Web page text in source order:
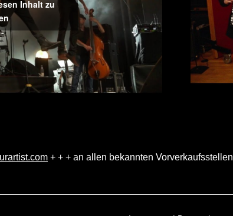
Inhalt zu
+ + + an allen bekannten Vorverkaufsstellen